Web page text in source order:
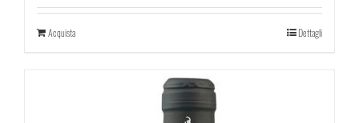
Acquista Dettagli